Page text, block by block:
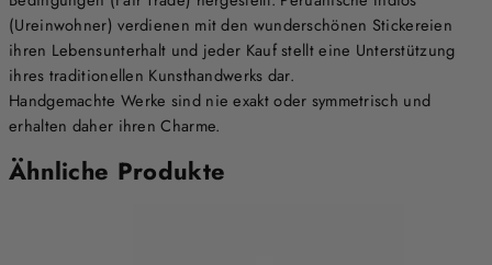
(Ureinwohner) verdienen mit den wunderschönen Stickereien
ihren Lebensunterhalt und jeder Kauf stellt eine Unterstützung
ihres traditionellen Kunsthandwerks dar.
Handgemachte Werke sind nie exakt oder symmetrisch und
erhalten daher ihren Charme.
Ähnliche Produkte